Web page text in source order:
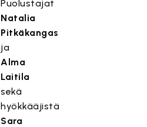
Puolustajat
Natalia
Pitkäkangas
ja
Alma
Laitila
sekä
hyökkääjistä
Sara